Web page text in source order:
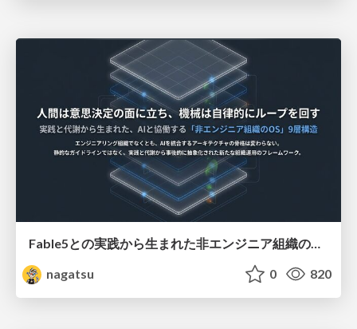
Fable5との実践から生まれた非エンジニア組織のループエンジニアリング
nagatsu
0 820